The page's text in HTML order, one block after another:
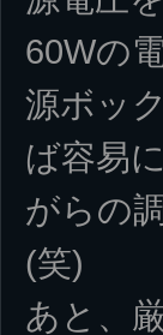
60Wの
源ボッ
ば容易
がらの
(笑)
あと、